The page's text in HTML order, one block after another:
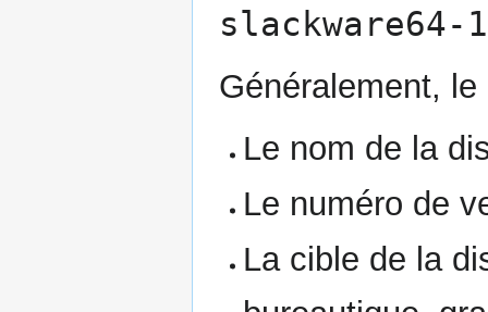
Généralement,
Le nom de la
Le numéro de
La cible de la